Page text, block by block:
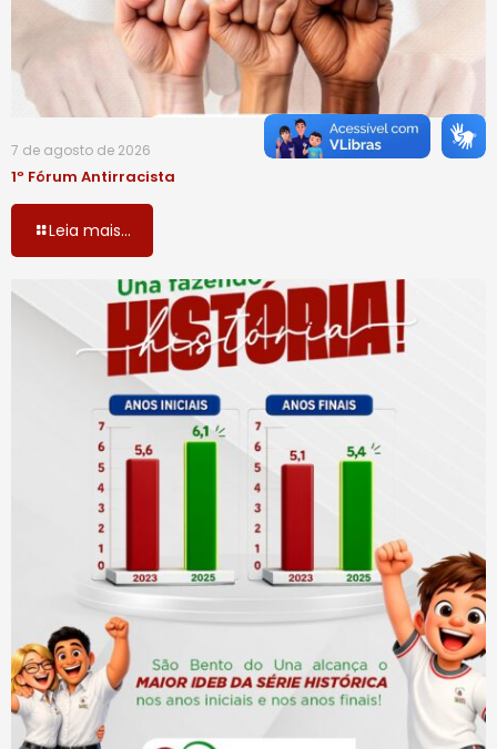
7 de agosto de 2026
1º Fórum Antirracista
Leia mais...